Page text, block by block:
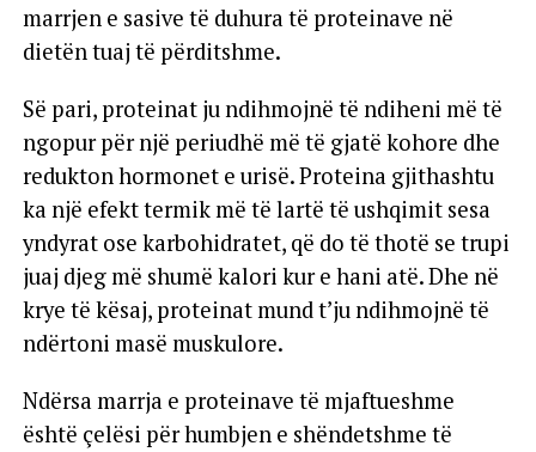
marrjen e sasive të duhura të proteinave në
dietën tuaj të përditshme.
Së pari, proteinat ju ndihmojnë të ndiheni më të
ngopur për një periudhë më të gjatë kohore dhe
redukton hormonet e urisë. Proteina gjithashtu
ka një efekt termik më të lartë të ushqimit sesa
yndyrat ose karbohidratet, që do të thotë se trupi
juaj djeg më shumë kalori kur e hani atë. Dhe në
krye të kësaj, proteinat mund t’ju ndihmojnë të
ndërtoni masë muskulore.
Ndërsa marrja e proteinave të mjaftueshme
është çelësi për humbjen e shëndetshme të